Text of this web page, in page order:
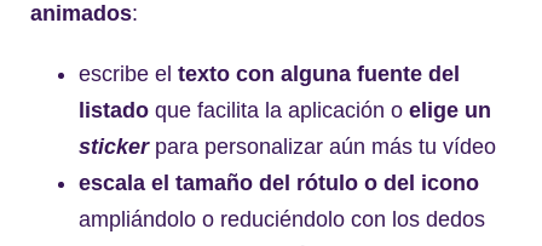
animados:
escribe el texto con alguna fuente del
listado que facilita la aplicación o elige un
stickerpara personalizar aún más tu vídeo
escala el tamaño del rótulo o del icono
ampliándolo o reduciéndolo con los dedos